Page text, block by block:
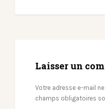
Laisser un
Votre adresse e-mail
champs obligatoires